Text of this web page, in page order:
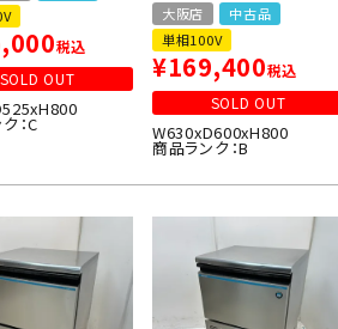
税込
SOLD OUT
：C
大阪店
中古品
単相100V
¥169,400税込
SOLD OUT
W630xD600xH800
商品ランク：B